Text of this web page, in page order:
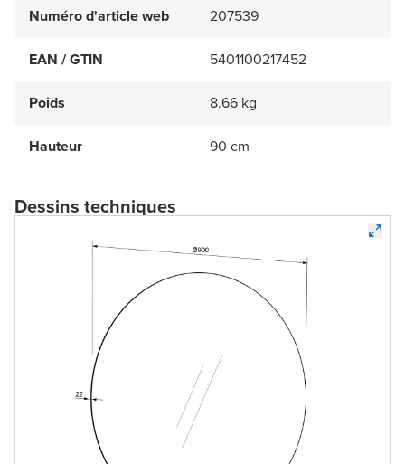
Numéro d'article web 207539
EAN / GTIN 5401100217452
Poids 8.66 kg
Hauteur 90 cm
Dessins techniques